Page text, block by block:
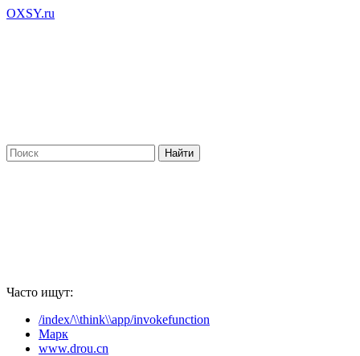
OXSY.ru
Часто ищут:
/index/\\think\\app/invokefunction
Марк
www.drou.cn